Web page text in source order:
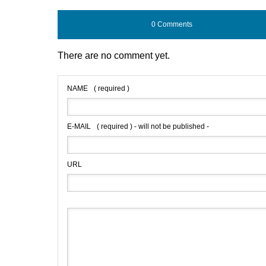
0 Comments
There are no comment yet.
NAME ( required )
E-MAIL ( required ) - will not be published -
URL